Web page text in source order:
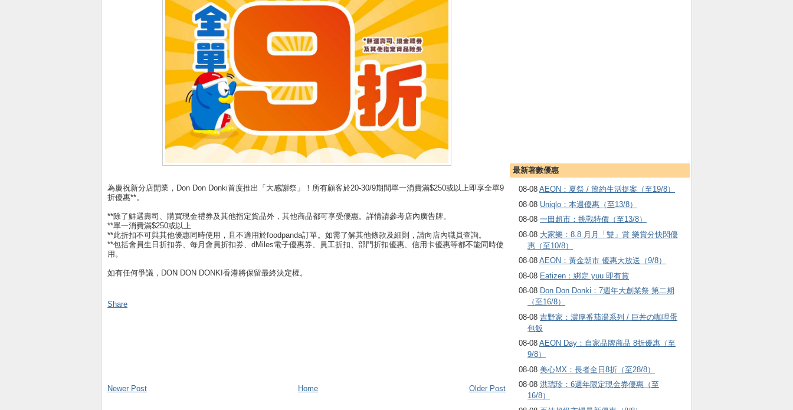
最新著數優惠
08-08 AEON：夏祭 / 簡約生活提案（至19/8）
08-08 Uniqlo：本週優惠（至13/8）
08-08 一田超市：挑戰特價（至13/8）
08-08 大家樂：8.8 月月「雙」賞 樂賞分快閃優
惠（至10/8）
08-08 AEON：黃金朝市 優惠大放送（9/8）
08-08 Eatizen：綁定 yuu 即有賞
08-08 Don Don Donki：7週年大創業祭 第二期
（至16/8）
08-08 吉野家：濃厚番茄湯系列 / 巨丼の咖哩蛋
包飯
08-08 AEON Day：自家品牌商品 8折優惠（至
9/8）
08-08 美心MX：長者全日8折（至28/8）
08-08 洪瑞珍：6週年限定現金券優惠（至
16/8）
為慶祝新分店開業，Don Don Donki首度推出「大感謝祭」！所有顧客於20-30/9期間單一消費滿$250或以上即享全單9
折優惠**。
**除了鮮選壽司、購買現金禮券及其他指定貨品外，其他商品都可享受優惠。詳情請參考店內廣告牌。
**單一消費滿$250或以上
**此折扣不可與其他優惠同時使用，且不適用於foodpanda訂單。如需了解其他條款及細則，請向店內職員查詢。
**包括會員生日折扣券、每月會員折扣券、dMiles電子優惠券、員工折扣、部門折扣優惠、信用卡優惠等都不能同時使
用。
如有任何爭議，DON DON DONKI香港將保留最終決定權。
Share
Newer Post Older Post
Home